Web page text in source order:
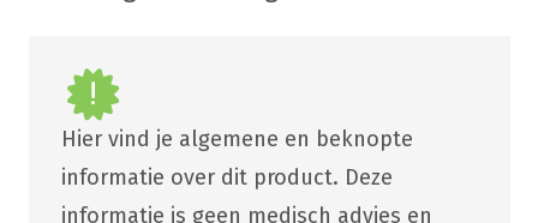
Hier vind je algemene en beknopte
informatie over dit product. Deze
informatie is geen medisch advies en